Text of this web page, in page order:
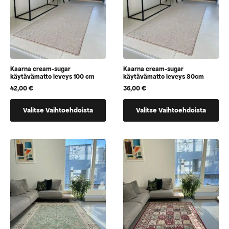
sivulla.
sivulla.
Kaarna cream-sugar
käytävämatto leveys 100 cm
42,00€
Valitse Vaihtoehdoista
vaihtoehtoja,
jotka
voidaan
tuotteen
sivulla
Kaarna cream-sugar
käytävämatto leveys 80cm
36,00€
Valitse Vaihtoehdoista
vaihtoehtoja,
jotka
voidaan
tuotteen
sivulla
Hyödynnä
5% alennus